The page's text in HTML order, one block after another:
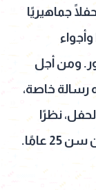
جماهيريًا
ومن أجل
رسالة خاصة،
نظرًا
عامًا.